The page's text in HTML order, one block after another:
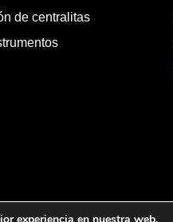
de centralitas
reservados.